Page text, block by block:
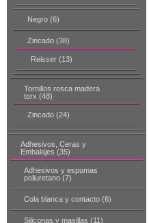
Negro (6)
Zincado (38)
Reisser (13)
Tornillos rosca madera
torx (48)
Zincado (24)
Adhesivos, Ceras y
Embalajes (35)
Adhesivos y espumas
poliuretano (7)
Cola blanca y contacto (6)
Siliconas y masillas (11)